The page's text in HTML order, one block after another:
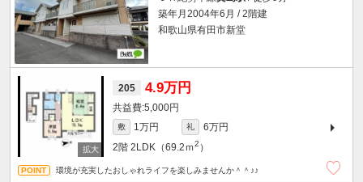
築年月2004年6月 / 2階建
和歌山県有田市新堂
205 4.9万円
5,000円
敷 1万円 礼
6万円
2階 2LDK（69.2ｍ2 ）
環境が充実したおしゃれライフを楽しみませんか＾＾♪♪